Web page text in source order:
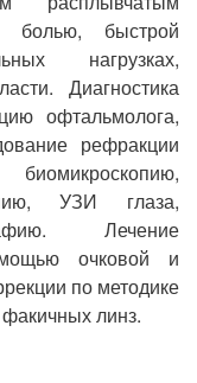
болью, быстрой
нагрузках,
Диагностика
офтальмолога,
рефракции
УЗИ глаза,
Лечение
очковой и
по методике
линз.